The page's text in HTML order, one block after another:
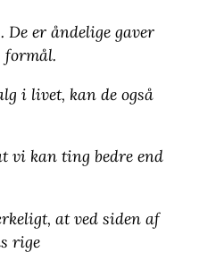
er åndelige gaver
formål.
i livet, kan de også
vi kan ting bedre end
at ved siden af
rige